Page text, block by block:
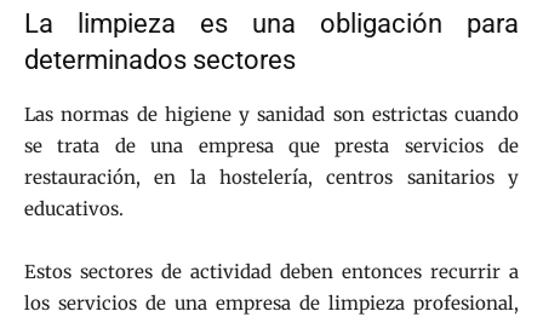
La limpieza es una obligación para
determinados sectores
Las normas de higiene y sanidad son estrictas cuando
se trata de una empresa que presta servicios de
restauración, en la hostelería, centros sanitarios y
educativos.
Estos sectores de actividad deben entonces recurrir a
los servicios de una empresa de limpieza profesional,